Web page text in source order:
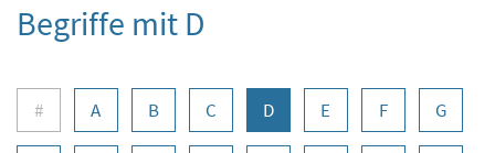
Begriffe mit D
Buchstabennavigation
# A B C D E F G